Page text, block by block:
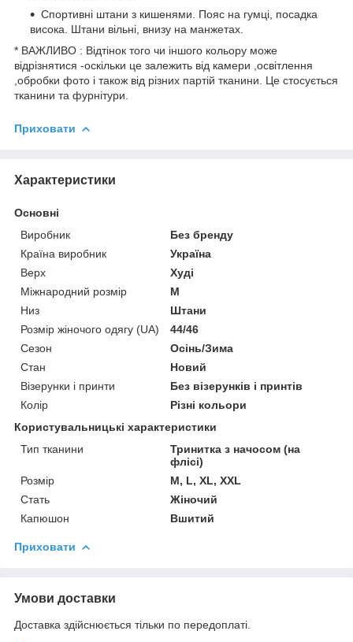
Спортивні штани з кишенями. Пояс на гумці, посадка
висока. Штани вільні, внизу на манжетах.
* ВАЖЛИВО : Відтінок того чи іншого кольору може
відрізнятися -оскільки це залежить від камери ,освітлення
,обробки фото і також від різних партій тканини. Це стосується
тканини та фурнітури.
Приховати
Характеристики
Основні
Виробник
Без бренду
Країна виробник
Україна
Верх
Худі
Міжнародний розмір
M
Низ
Штани
Розмір жіночого одягу (UA)
44/46
Сезон
Осінь/Зима
Стан
Новий
Візерунки і принти
Без візерунків і принтів
Колір
Різні кольори
Користувальницькі характеристики
Тип тканини
Тринитка з начосом (на
флісі)
Розмір
M, L, XL, XXL
Стать
Жіночий
Капюшон
Вшитий
Приховати
Умови доставки
Доставка здійснюється тільки по передоплаті.